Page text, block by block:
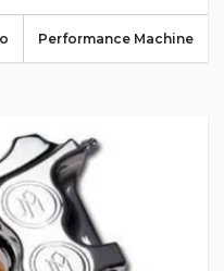
Performance Machine